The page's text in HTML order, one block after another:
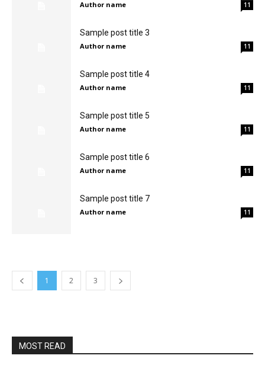
Author name 11
Sample post title 3
Author name 11
Sample post title 4
Author name 11
Sample post title 5
Author name 11
Sample post title 6
Author name 11
Sample post title 7
Author name 11
1 2 3
MOST READ